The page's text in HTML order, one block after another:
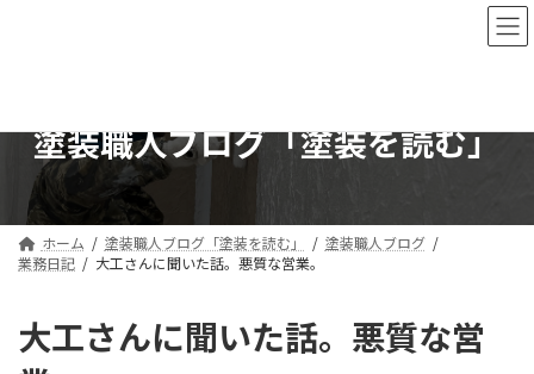
へ
プ
ョ
動
塗装職人ブログ「塗装を読む」
ホーム 塗装職人ブログ「塗装を読む」
塗装職人ブログ
業務日記
大工さんに聞いた話。悪質な営業。
大工さんに聞いた話。悪質な営